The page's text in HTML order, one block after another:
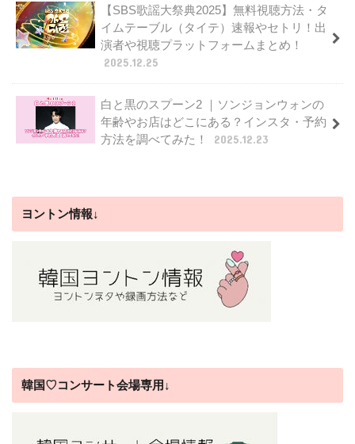
【SBS歌謡大祭典2025】無料視聴方法・タ
イムテーブル（タイテ）速報やセトリ！出
演者や視聴プラットフォームまとめ！
2025.12.25
白と黒のスプーン2 ｜ソンジョンウォンの
年齢やお店はどこにある？インスタ・予約
方法を調べてみた！
2025.12.23
ヨントン情報↓
韓国♡コンサート会場専用↓